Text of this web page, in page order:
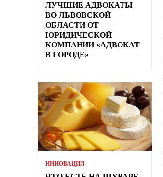
ЛУЧШИЕ АДВОКАТЫ
ВО ЛЬВОВСКОЙ
ОБЛАСТИ ОТ
ЮРИДИЧЕСКОЙ
КОМПАНИИ «АДВОКАТ
В ГОРОДЕ»
ИННОВАЦИИ